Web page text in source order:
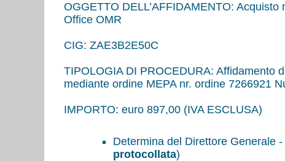
OGGETTO DELL’AFFIDAMENTO:
Office OMR
CIG: ZAE3B2E50C
TIPOLOGIA DI PROCEDURA: Affidamento
mediante ordine MEPA nr. ordine 7266921
IMPORTO: euro 897,00 (IVA ESCLUSA)
Determina del Direttore Generale
protocollata)